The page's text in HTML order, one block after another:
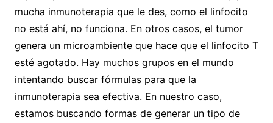
mucha inmunoterapia que le des, como el linfocito
no está ahí, no funciona. En otros casos, el tumor
genera un microambiente que hace que el linfocito T
esté agotado. Hay muchos grupos en el mundo
intentando buscar fórmulas para que la
inmunoterapia sea efectiva. En nuestro caso,
estamos buscando formas de generar un tipo de